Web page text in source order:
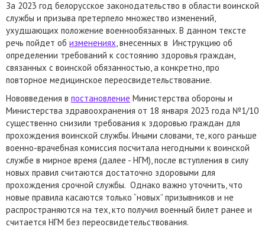
За 2023 год белорусское законодательство в области воинской
службы и призыва претерпело множество изменений,
ухудшающих положение военнообязанных. В данном тексте
речь пойдет об изменениях, внесенных в Инструкцию об
определении требований к состоянию здоровья граждан,
связанных с воинской обязанностью, а конкретно, про
повторное медицинское переосвидетельствование.
Нововведения в постановление Министерства обороны и
Министерства здравоохранения от 18 января 2023 года №1/10
существенно снизили требования к здоровью граждан для
прохождения воинской службы. Иными словами, те, кого раньше
военно-врачебная комиссия посчитала негодными к воинской
службе в мирное время (далее - НГМ), после вступления в силу
новых правил считаются достаточно здоровыми для
прохождения срочной службы. Однако важно уточнить, что
новые правила касаются только “новых” призывников и не
распространяются на тех, кто получил военный билет ранее и
считается НГМ без переосвидетельствования.